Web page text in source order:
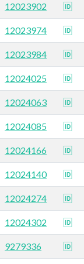
12023902 🆔
12023974 🆔
12023984 🆔
12024025 🆔
12024063 🆔
12024085 🆔
12024166 🆔
12024140 🆔
12024274 🆔
12024302 🆔
9279336 🆔